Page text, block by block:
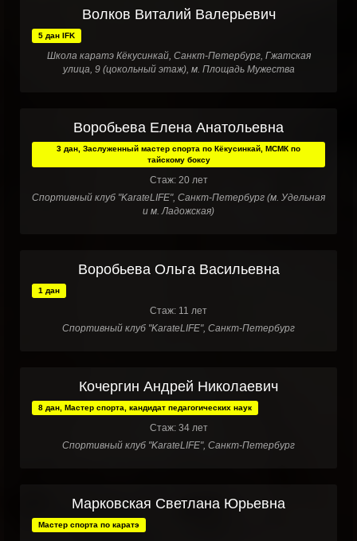
Волков Виталий Валерьевич
5 дан IFK
Школа каратэ Кёкусинкай, Санкт-Петербург, Гжатская
улица, 9 (цокольный этаж), м. Площадь Мужества
Воробьева Елена Анатольевна
3 дан, Заслуженный мастер спорта по Кёкусинкай, МСМК по
тайскому боксу
Стаж: 20 лет
Спортивный клуб "KarateLIFE", Санкт-Петербург (м. Удельная
и м. Ладожская)
Воробьева Ольга Васильевна
1 дан
Стаж: 11 лет
Спортивный клуб "KarateLIFE", Санкт-Петербург
Кочергин Андрей Николаевич
8 дан, Мастер спорта, кандидат педагогических наук
Стаж: 34 лет
Спортивный клуб "KarateLIFE", Санкт-Петербург
Марковская Светлана Юрьевна
Мастер спорта по каратэ